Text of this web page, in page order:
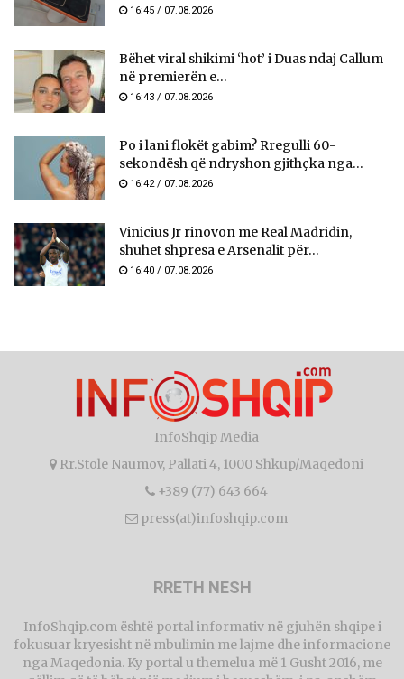
16:45 / 07.08.2026
Bëhet viral shikimi ‘hot’ i Duas ndaj Callum
në premierën e...
16:43 / 07.08.2026
Po i lani flokët gabim? Rregulli 60-
sekondësh që ndryshon gjithçka nga...
16:42 / 07.08.2026
Vinicius Jr rinovon me Real Madridin,
shuhet shpresa e Arsenalit për...
16:40 / 07.08.2026
InfoShqip Media
Rr.Stole Naumov, Pallati 4, 1000 Shkup/Maqedoni
+389 (77) 643 664
press(at)infoshqip.com
RRETH NESH
InfoShqip.com është portal informativ në gjuhën shqipe i
fokusuar kryesisht në mbulimin me lajme dhe informacione
nga Maqedonia. Ky portal u themelua më 1 Gusht 2016, me